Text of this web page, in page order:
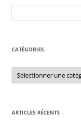
CATÉGORIES
Catégories
ARTICLES RÉCENTS